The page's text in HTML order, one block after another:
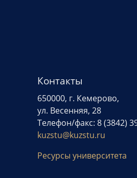
Контакты
650000, г. Кемерово,
ул. Весенняя, 28
Телефон/факс: 8 (3842)
kuzstu@kuzstu.ru
Ресурсы университета